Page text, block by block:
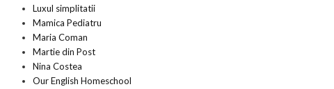
Luxul simplitatii
Mamica Pediatru
Maria Coman
Martie din Post
Nina Costea
Our English Homeschool